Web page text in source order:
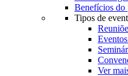
Benefícios do
Tipos de
Ver